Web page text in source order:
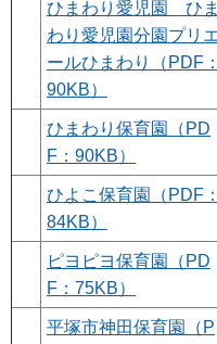
ひまわり愛児園 ひま
わり愛児園分園プリ
ールひまわり（PDF：
90KB）
ひまわり保育園（PD
F：90KB）
ひよこ保育園（PDF：
84KB）
ピヨピヨ保育園（PD
F：75KB）
平塚市神田保育園（P